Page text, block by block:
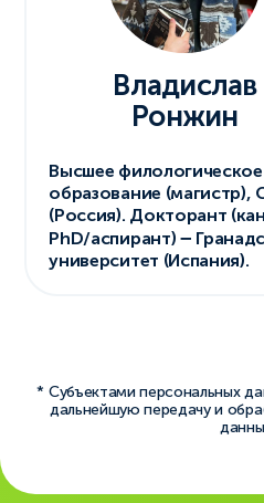
Владислав
Ронжин
Высшее филологическое
образование (магистр),
(Россия). Докторант
PhD/аспирант) –
университет (Испания).
* Субъектами персональных
дальнейшую передачу и